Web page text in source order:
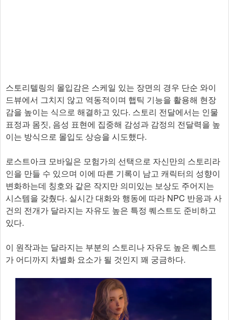
스토리텔링의 몰입감은 스케일 있는 장면의 경우 단순 와이
드뷰에서 그치지 않고 역동적이며 햅틱 기능을 활용해 현장
감을 높이는 식으로 해결하고 있다. 스토리 전달에서는 인물
표정과 몸짓, 음성 표현에 집중해 감성과 감정의 전달력을 높
이는 방식으로 몰입도 상승을 시도했다.
로스트아크 모바일은 모험가의 선택으로 자신만의 스토리라
인을 만들 수 있으며 이에 따른 기록이 남고 캐릭터의 성향이
변화하는데 칭호와 같은 작지만 의미있는 보상도 주어지는
시스템을 갖췄다. 실시간 대화와 행동에 따라 NPC 반응과 사
건의 전개가 달라지는 자유도 높은 특정 퀘스트도 준비하고
있다.
이 원작과는 달라지는 부분의 스토리나 자유도 높은 퀘스트
가 어디까지 차별화 요소가 될 것인지 꽤 궁금하다.